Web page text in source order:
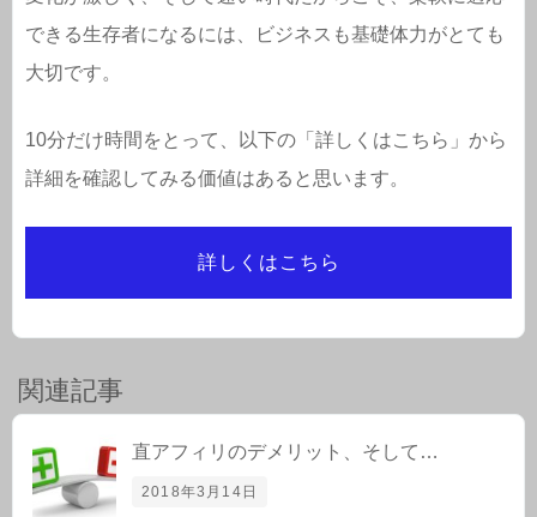
できる生存者になるには、ビジネスも基礎体力がとても
大切です。
10分だけ時間をとって、以下の「詳しくはこちら」から
詳細を確認してみる価値はあると思います。
詳しくはこちら
関連記事
直アフィリのデメリット、そして…
2018年3月14日